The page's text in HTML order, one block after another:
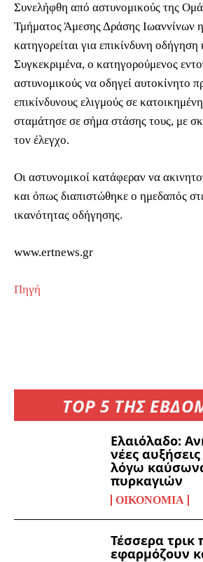
TOP 5 ΤΗΣ
Ελαιόλαδο:
νέες αυξήσεις
λόγω
πυρκαγιών
ΟΙΚΟΝΟΜΊΑ
Τέσσερα τρικ
εφαρμόζουν
Συνελήφθη από αστυνομικούς της
Τμήματος Άμεσης Δράσης Ιωαννίνων
κατηγορείται για επικίνδυνη οδήγηση
Συγκεκριμένα, ο κατηγορούμενος
αστυνομικούς να οδηγεί αυτοκίνητο
επικίνδυνους ελιγμούς σε
σταμάτησε σε σήμα στάσης τους, με
τον έλεγχο.
Οι αστυνομικοί κατάφεραν να
και όπως διαπιστώθηκε ο ημεδαπός
ικανότητας οδήγησης.
www.ertnews.gr
Πηγή